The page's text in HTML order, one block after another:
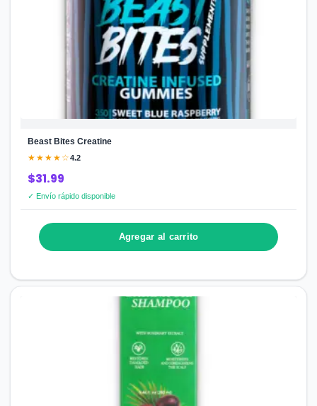
Beast Bites Creatine
★★★★☆4.2
$31.99
✓ Envío rápido disponible
Agregar al carrito